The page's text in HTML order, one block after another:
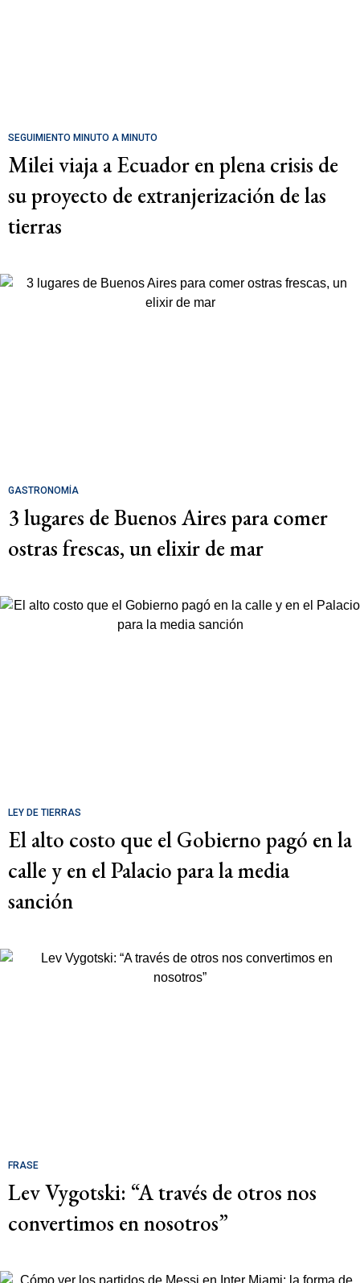
SEGUIMIENTO MINUTO A MINUTO
Milei viaja a Ecuador en plena crisis de
su proyecto de extranjerización de las
tierras
GASTRONOMÍA
3 lugares de Buenos Aires para comer
ostras frescas, un elixir de mar
LEY DE TIERRAS
El alto costo que el Gobierno pagó en la
calle y en el Palacio para la media
sanción
FRASE
Lev Vygotski: “A través de otros nos
convertimos en nosotros”